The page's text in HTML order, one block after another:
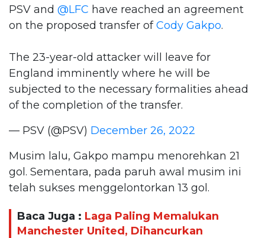
PSV and @LFC have reached an agreement
on the proposed transfer ofCody Gakpo.
The 23-year-old attacker will leave for
England imminently where he will be
subjected to the necessary formalities ahead
of the completion of the transfer.
— PSV (@PSV) December 26, 2022
Musim lalu, Gakpo mampu menorehkan 21
gol. Sementara, pada paruh awal musim ini
telah sukses menggelontorkan 13 gol.
Baca Juga : Laga Paling Memalukan
Manchester United, Dihancurkan